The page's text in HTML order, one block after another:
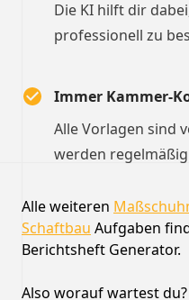
Die KI hilft dir
professionell zu
Immer Kammer-
Alle Vorlagen sind
werden
Alle weiteren
Schaftbau Aufgaben
Berichtsheft Generator.
Also worauf wartest